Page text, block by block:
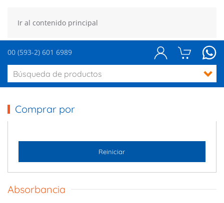
Ir al contenido principal
00 (593-2) 601 6989
Comprar por
Reiniciar
Absorbancia